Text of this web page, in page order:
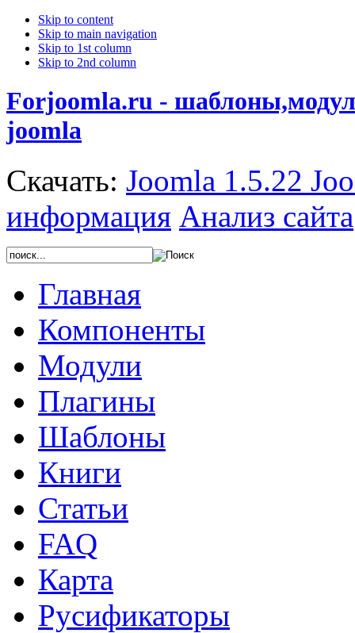
Skip to content
Skip to main navigation
Skip to 1st column
Skip to 2nd column
Forjoomla.ru -
joomla
Скачать: Joomla 1.5.22
информация Анализ сайта
Главная
Компоненты
Модули
Плагины
Шаблоны
Книги
Статьи
FAQ
Карта
Русификаторы